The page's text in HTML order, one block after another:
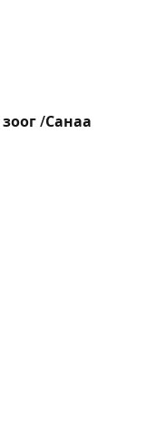
/Санаа